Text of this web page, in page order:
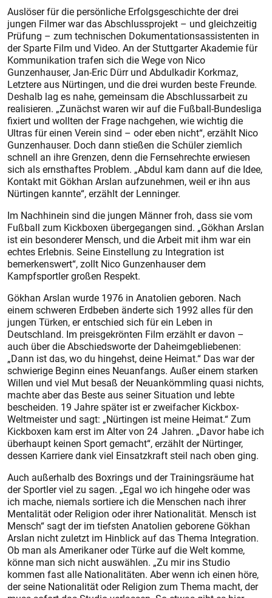
Auslöser für die persönliche Erfolgsgeschichte der drei
jungen Filmer war das Abschlussprojekt – und gleichzeitig
Prüfung – zum technischen Dokumentationsassistenten in
der Sparte Film und Video. An der Stuttgarter Akademie für
Kommunikation trafen sich die Wege von Nico
Gunzenhauser, Jan-Eric Dürr und Abdulkadir Korkmaz,
Letztere aus Nürtingen, und die drei wurden beste Freunde.
Deshalb lag es nahe, gemeinsam die Abschlussarbeit zu
realisieren. „Zunächst waren wir auf die Fußball-Bundesliga
fixiert und wollten der Frage nachgehen, wie wichtig die
Ultras für einen Verein sind – oder eben nicht“, erzählt Nico
Gunzenhauser. Doch dann stießen die Schüler ziemlich
schnell an ihre Grenzen, denn die Fernsehrechte erwiesen
sich als ernsthaftes Problem. „Abdul kam dann auf die Idee,
Kontakt mit Gökhan Arslan aufzunehmen, weil er ihn aus
Nürtingen kannte“, erzählt der Lenninger.
Im Nachhinein sind die jungen Männer froh, dass sie vom
Fußball zum Kickboxen übergegangen sind. „Gökhan Arslan
ist ein besonderer Mensch, und die Arbeit mit ihm war ein
echtes Erlebnis. Seine Einstellung zu Integration ist
bemerkenswert“, zollt Nico Gunzenhauser dem
Kampfsportler großen Respekt.
Gökhan Arslan wurde 1976 in Anatolien geboren. Nach
einem schweren Erdbeben änderte sich 1992 alles für den
jungen Türken, er entschied sich für ein Leben in
Deutschland. Im preisgekrönten Film erzählt er davon –
auch über die Abschiedsworte der Daheimgebliebenen:
„Dann ist das, wo du hingehst, deine Heimat.“ Das war der
schwierige Beginn eines Neuanfangs. Außer einem starken
Willen und viel Mut besaß der Neuankömmling quasi nichts,
machte aber das Beste aus seiner Situation und lebte
bescheiden. 19 Jahre später ist er zweifacher Kickbox-
Weltmeister und sagt: „Nürtingen ist meine Heimat.“ Zum
Kickboxen kam erst im Alter von 24 Jahren. „Davor habe ich
überhaupt keinen Sport gemacht“, erzählt der Nürtinger,
dessen Karriere dank viel Einsatzkraft steil nach oben ging.
Auch außerhalb des Boxrings und der Trainingsräume hat
der Sportler viel zu sagen. „Egal wo ich hingehe oder was
ich mache, niemals sortiere ich die Menschen nach ihrer
Mentalität oder Religion oder ihrer Nationalität. Mensch ist
Mensch“ sagt der im tiefsten Anatolien geborene Gökhan
Arslan nicht zuletzt im Hinblick auf das Thema Integration.
Ob man als Amerikaner oder Türke auf die Welt komme,
könne man sich nicht auswählen. „Zu mir ins Studio
kommen fast alle Nationalitäten. Aber wenn ich einen höre,
der seine Nationalität oder Religion zum Thema macht, der